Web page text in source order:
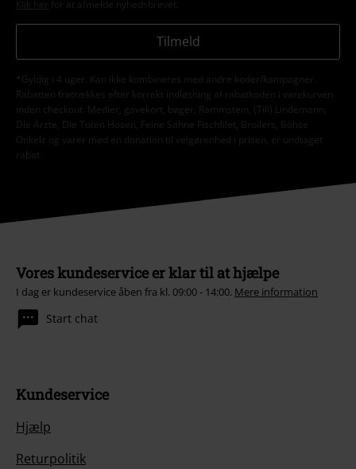
Klik her
for at afmelde nyhedsbrevet.
Tilmeld
*Gyldig i 4 uger. Kan ikke kombineres med andre koder/kampagner.
Rabatten fratrækkes efter korrekt indløsning af rabatkoden i varekurven
inden checkout. Medier, gavekort, bøger, Rammstein, (Till) Lindemann,
Die Ärzte, Die Toten Hosen, Feine Sahne Fischfilet, Broilers, Böhse
Onkelz og varer med en donation til velgørenhed i prisen, er undtaget
rabat.
Vores kundeservice er klar til at hjælpe
I dag er kundeservice åben fra kl. 09:00 - 14:00. Mere information
Start chat
Kundeservice
Hjælp
Returpolitik